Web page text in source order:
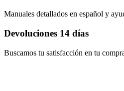
Manuales detallados en español y
Devoluciones 14 días
Buscamos tu satisfacción en tu